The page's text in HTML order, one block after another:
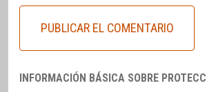
INFORMACIÓN BÁSICA SOBRE